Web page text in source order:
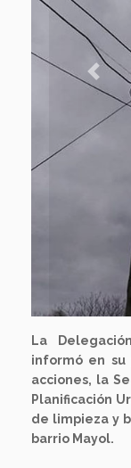
La
informó en
acciones, la
Planificación
de limpieza y
barrio Mayol.